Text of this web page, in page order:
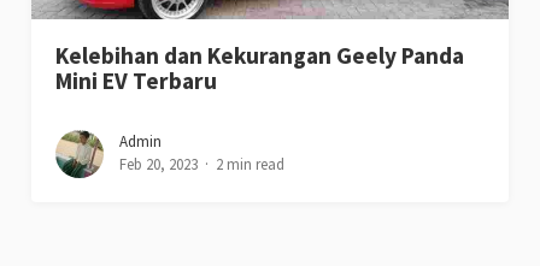
Kelebihan dan Kekurangan Geely Panda
Mini EV Terbaru
Admin
Feb 20, 2023
2 min read